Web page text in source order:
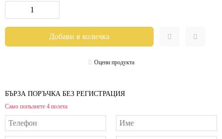
Оцени продукта
БЪРЗА ПОРЪЧКА БЕЗ РЕГИСТРАЦИЯ
Само попълнете 4 полета